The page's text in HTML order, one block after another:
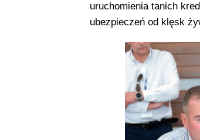
uruchomienia tanich
ubezpieczeń od klęsk